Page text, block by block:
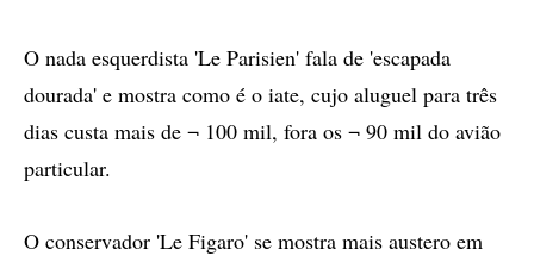
O nada esquerdista 'Le Parisien' fala de 'escapada
dourada' e mostra como é o iate, cujo aluguel para três
dias custa mais de ¬ 100 mil, fora os ¬ 90 mil do avião
particular.
O conservador 'Le Figaro' se mostra mais austero em